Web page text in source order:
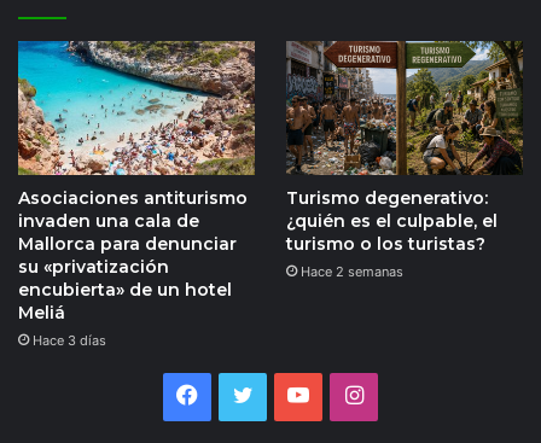
Asociaciones antiturismo
invaden una cala de
Mallorca para denunciar
su «privatización
encubierta» de un hotel
Meliá
Hace 3 días
Turismo degenerativo:
¿quién es el culpable, el
turismo o los turistas?
Hace 2 semanas
Facebook
TwitterYouTubeInstagram